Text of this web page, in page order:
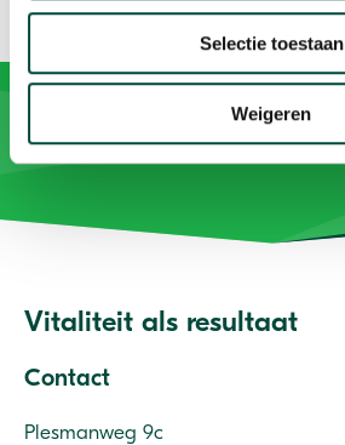
Selectie toestaan
Weigeren
Vitaliteit als resultaat
Contact
Plesmanweg 9c